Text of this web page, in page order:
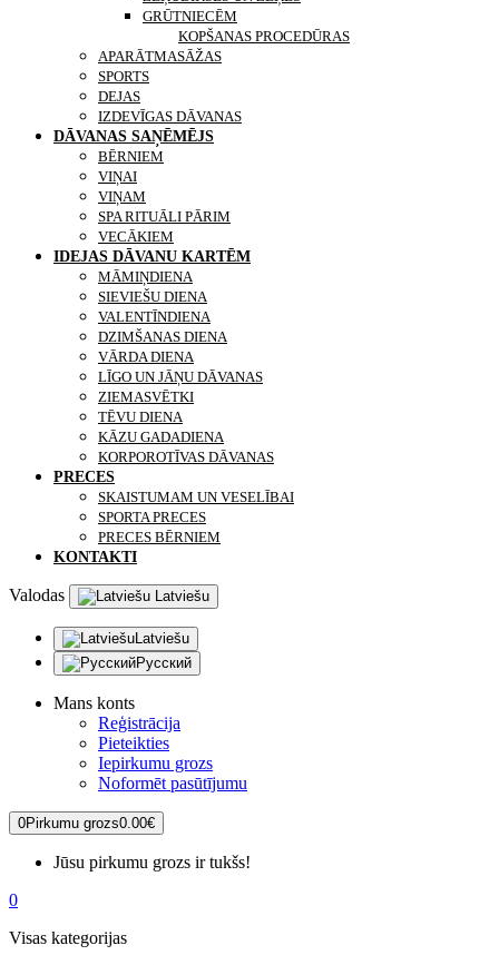
GRŪTNIECĒM
KOPŠANAS PROCEDŪRAS
APARĀTMASĀŽAS
SPORTS
DEJAS
IZDEVĪGAS DĀVANAS
DĀVANAS SAŅĒMĒJS
BĒRNIEM
VIŅAI
VIŅAM
SPA RITUĀLI PĀRIM
VECĀKIEM
IDEJAS DĀVANU KARTĒM
MĀMIŅDIENA
SIEVIEŠU DIENA
VALENTĪNDIENA
DZIMŠANAS DIENA
VĀRDA DIENA
LĪGO UN JĀŅU DĀVANAS
ZIEMASVĒTKI
TĒVU DIENA
KĀZU GADADIENA
KORPOROTĪVAS DĀVANAS
PRECES
SKAISTUMAM UN VESELĪBAI
SPORTA PRECES
PRECES BĒRNIEM
KONTAKTI
Valodas Latviešu
Latviešu
Русский
Mans konts
Reģistrācija
Pieteikties
Iepirkumu grozs
Noformēt pasūtījumu
0Pirkumu grozs0.00€
Jūsu pirkumu grozs ir tukšs!
0
Visas kategorijas